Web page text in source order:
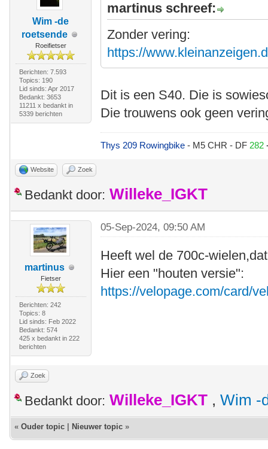
Wim -de
roetsende
Roeifietser
Berichten: 7.593
Topics: 190
Lid sinds: Apr 2017
Bedankt: 3653
11211 x bedankt in
5339 berichten
martinus schreef:
Zonder vering:
https://
Dit is een S40. Die is
Die trouwens ook geen
Thys 209 Rowingbike- M5 CHR - DF 282
Website Zoek
Bedankt door: Willeke_IGKT
martinus
Fietser
Berichten: 242
Topics: 8
Lid sinds: Feb 2022
Bedankt: 574
425 x bedankt in 222
berichten
05-Sep-2024, 09:50 AM
Heeft wel de 700c-
Hier een "houten versie":
https://velopage.com/card/
Zoek
Bedankt door: Willeke_IGKT , Wim -
« Ouder topic Nieuwer topic »